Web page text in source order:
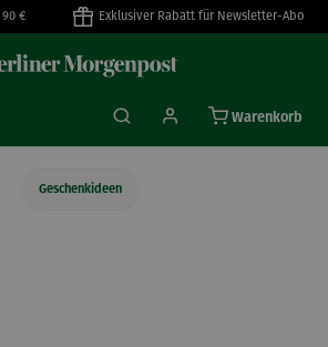
€ Exklusiver Rabatt für Newsletter-Abo
Warenkorb
Geschenkideen